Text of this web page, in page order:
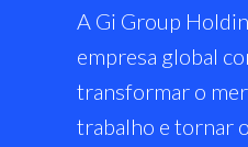
A Gi Group
empresa global
transformar o
trabalho e tornar